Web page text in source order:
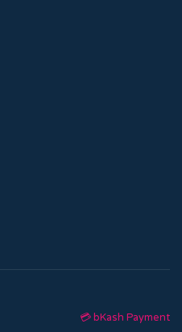
💳 bKash Payment